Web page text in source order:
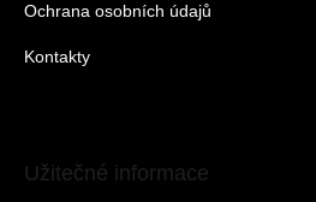
Ochrana osobních údajů
Kontakty
Užitečné informace